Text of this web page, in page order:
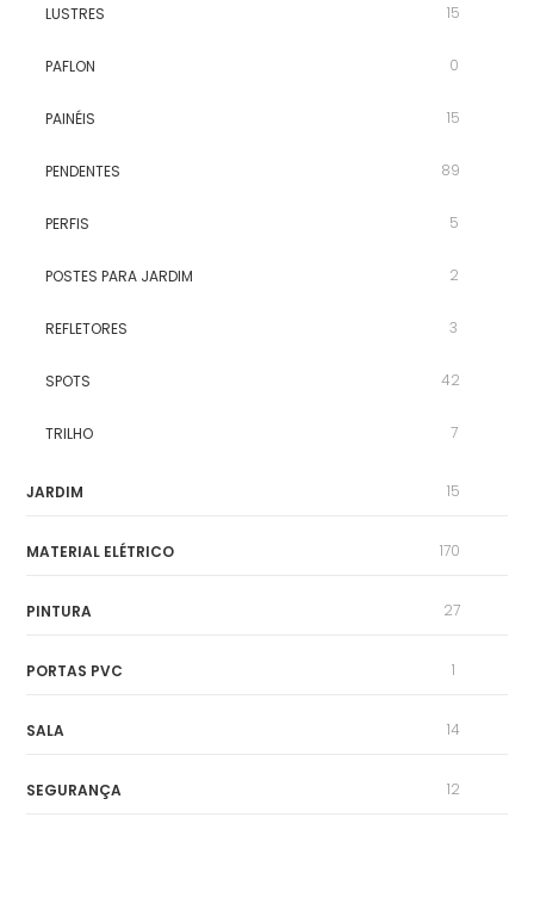
LUSTRES 15
PAFLON 0
PAINÉIS 15
PENDENTES 89
PERFIS 5
POSTES PARA JARDIM 2
REFLETORES 3
SPOTS 42
TRILHO 7
JARDIM 15
MATERIAL ELÉTRICO 170
PINTURA 27
PORTAS PVC 1
SALA 14
SEGURANÇA 12